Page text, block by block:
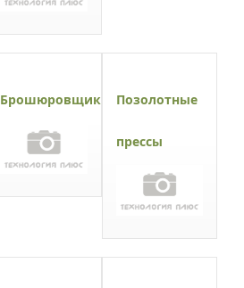
Брошюровщики Позолотные
прессы